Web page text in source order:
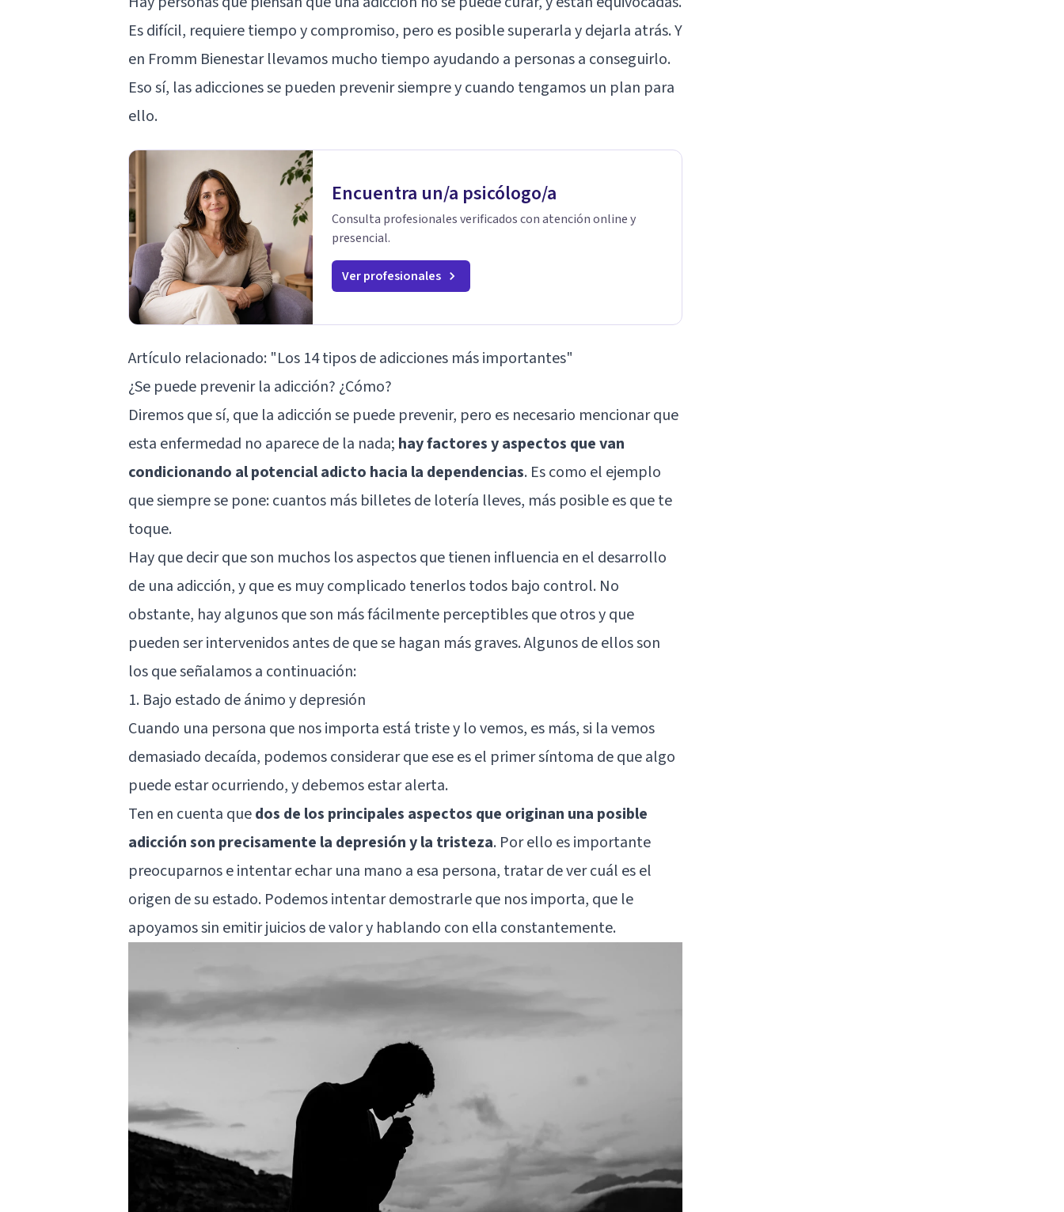
Es difícil, requiere tiempo y compromiso, pero es posible superarla y dejarla atrás. Y
en Fromm Bienestar llevamos mucho tiempo ayudando a personas a conseguirlo.
Eso sí, las adicciones se pueden prevenir siempre y cuando tengamos un plan para
ello.
Encuentra un/a psicólogo/a
Consulta profesionales verificados con atención online y
presencial.
Ver profesionales
Artículo relacionado: "Los 14 tipos de adicciones más importantes"
¿Se puede prevenir la adicción? ¿Cómo?
Diremos que sí, que la adicción se puede prevenir, pero es necesario mencionar que
esta enfermedad no aparece de la nada; hay factores y aspectos que van
condicionando al potencial adicto hacia la dependencias. Es como el ejemplo
que siempre se pone: cuantos más billetes de lotería lleves, más posible es que te
toque.
Hay que decir que son muchos los aspectos que tienen influencia en el desarrollo
de una adicción, y que es muy complicado tenerlos todos bajo control. No
obstante, hay algunos que son más fácilmente perceptibles que otros y que
pueden ser intervenidos antes de que se hagan más graves. Algunos de ellos son
los que señalamos a continuación:
1. Bajo estado de ánimo y depresión
Cuando una persona que nos importa está triste y lo vemos, es más, si la vemos
demasiado decaída, podemos considerar que ese es el primer síntoma de que algo
puede estar ocurriendo, y debemos estar alerta.
Ten en cuenta quedos de los principales aspectos que originan una posible
adicción son precisamente la depresión y la tristeza. Por ello es importante
preocuparnos e intentar echar una mano a esa persona, tratar de ver cuál es el
origen de su estado. Podemos intentar demostrarle que nos importa, que le
apoyamos sin emitir juicios de valor y hablando con ella constantemente.